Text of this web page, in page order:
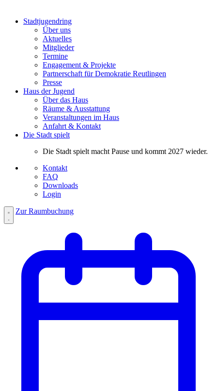
Stadtjugendring
Über uns
Aktuelles
Mitglieder
Termine
Engagement & Projekte
Partnerschaft für Demokratie Reutlingen
Presse
Haus der Jugend
Über das Haus
Räume & Ausstattung
Veranstaltungen im Haus
Anfahrt & Kontakt
Die Stadt spielt
Die Stadt spielt macht Pause und kommt 2027 wieder.
Kontakt
FAQ
Downloads
Login
Zur Raumbuchung